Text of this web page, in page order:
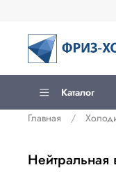
Каталог
Главная
Нейтральная